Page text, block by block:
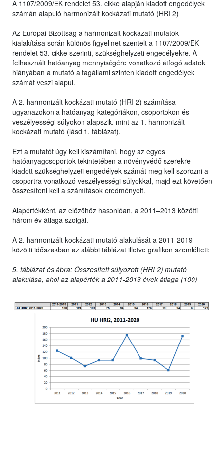
A 1107/2009/EK rendelet 53. cikke alapján kiadott engedélyek
számán alapuló harmonizált kockázati mutató (HRI 2)
Az Európai Bizottság a harmonizált kockázati mutatók
kialakítása során különös figyelmet szentelt a 1107/2009/EK
rendelet 53. cikke szerinti, szükséghelyzeti engedélyekre. A
felhasznált hatóanyag mennyiségére vonatkozó átfogó adatok
hiányában a mutató a tagállami szinten kiadott engedélyek
számát veszi alapul.
A 2. harmonizált kockázati mutató (HRI 2) számítása
ugyanazokon a hatóanyag-kategóriákon, csoportokon és
veszélyességi súlyokon alapszik, mint az 1. harmonizált
kockázati mutató (lásd 1. táblázat).
Ezt a mutatót úgy kell kiszámítani, hogy az egyes
hatóanyagcsoportok tekintetében a növényvédő szerekre
kiadott szükséghelyzeti engedélyek számát meg kell szorozni a
csoportra vonatkozó veszélyességi súlyokkal, majd ezt követően
összesíteni kell a számítások eredményeit.
Alapértékként, az előzőhöz hasonlóan, a 2011–2013 közötti
három év átlaga szolgál.
A 2. harmonizált kockázati mutató alakulását a 2011-2019
közötti időszakban az alábbi táblázat illetve grafikon szemlélteti:
5. táblázat és ábra: Összesített súlyozott (HRI 2) mutató
alakulása, ahol az alapérték a 2011-2013 évek átlaga (100)